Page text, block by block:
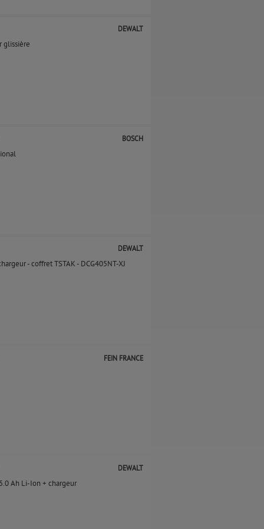
DEWALT
glissière
BOSCH
DEWALT
- coffret TSTAK - DCG405NT-XJ
FEIN FRANCE
DEWALT
Ah Li-Ion + chargeur